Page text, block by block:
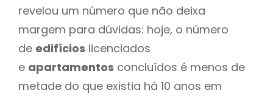
revelou um número que não deixa
margem para dúvidas: hoje, o número
de edifícios licenciados
e apartamentos concluídos é menos de
metade do que existia há 10 anos em